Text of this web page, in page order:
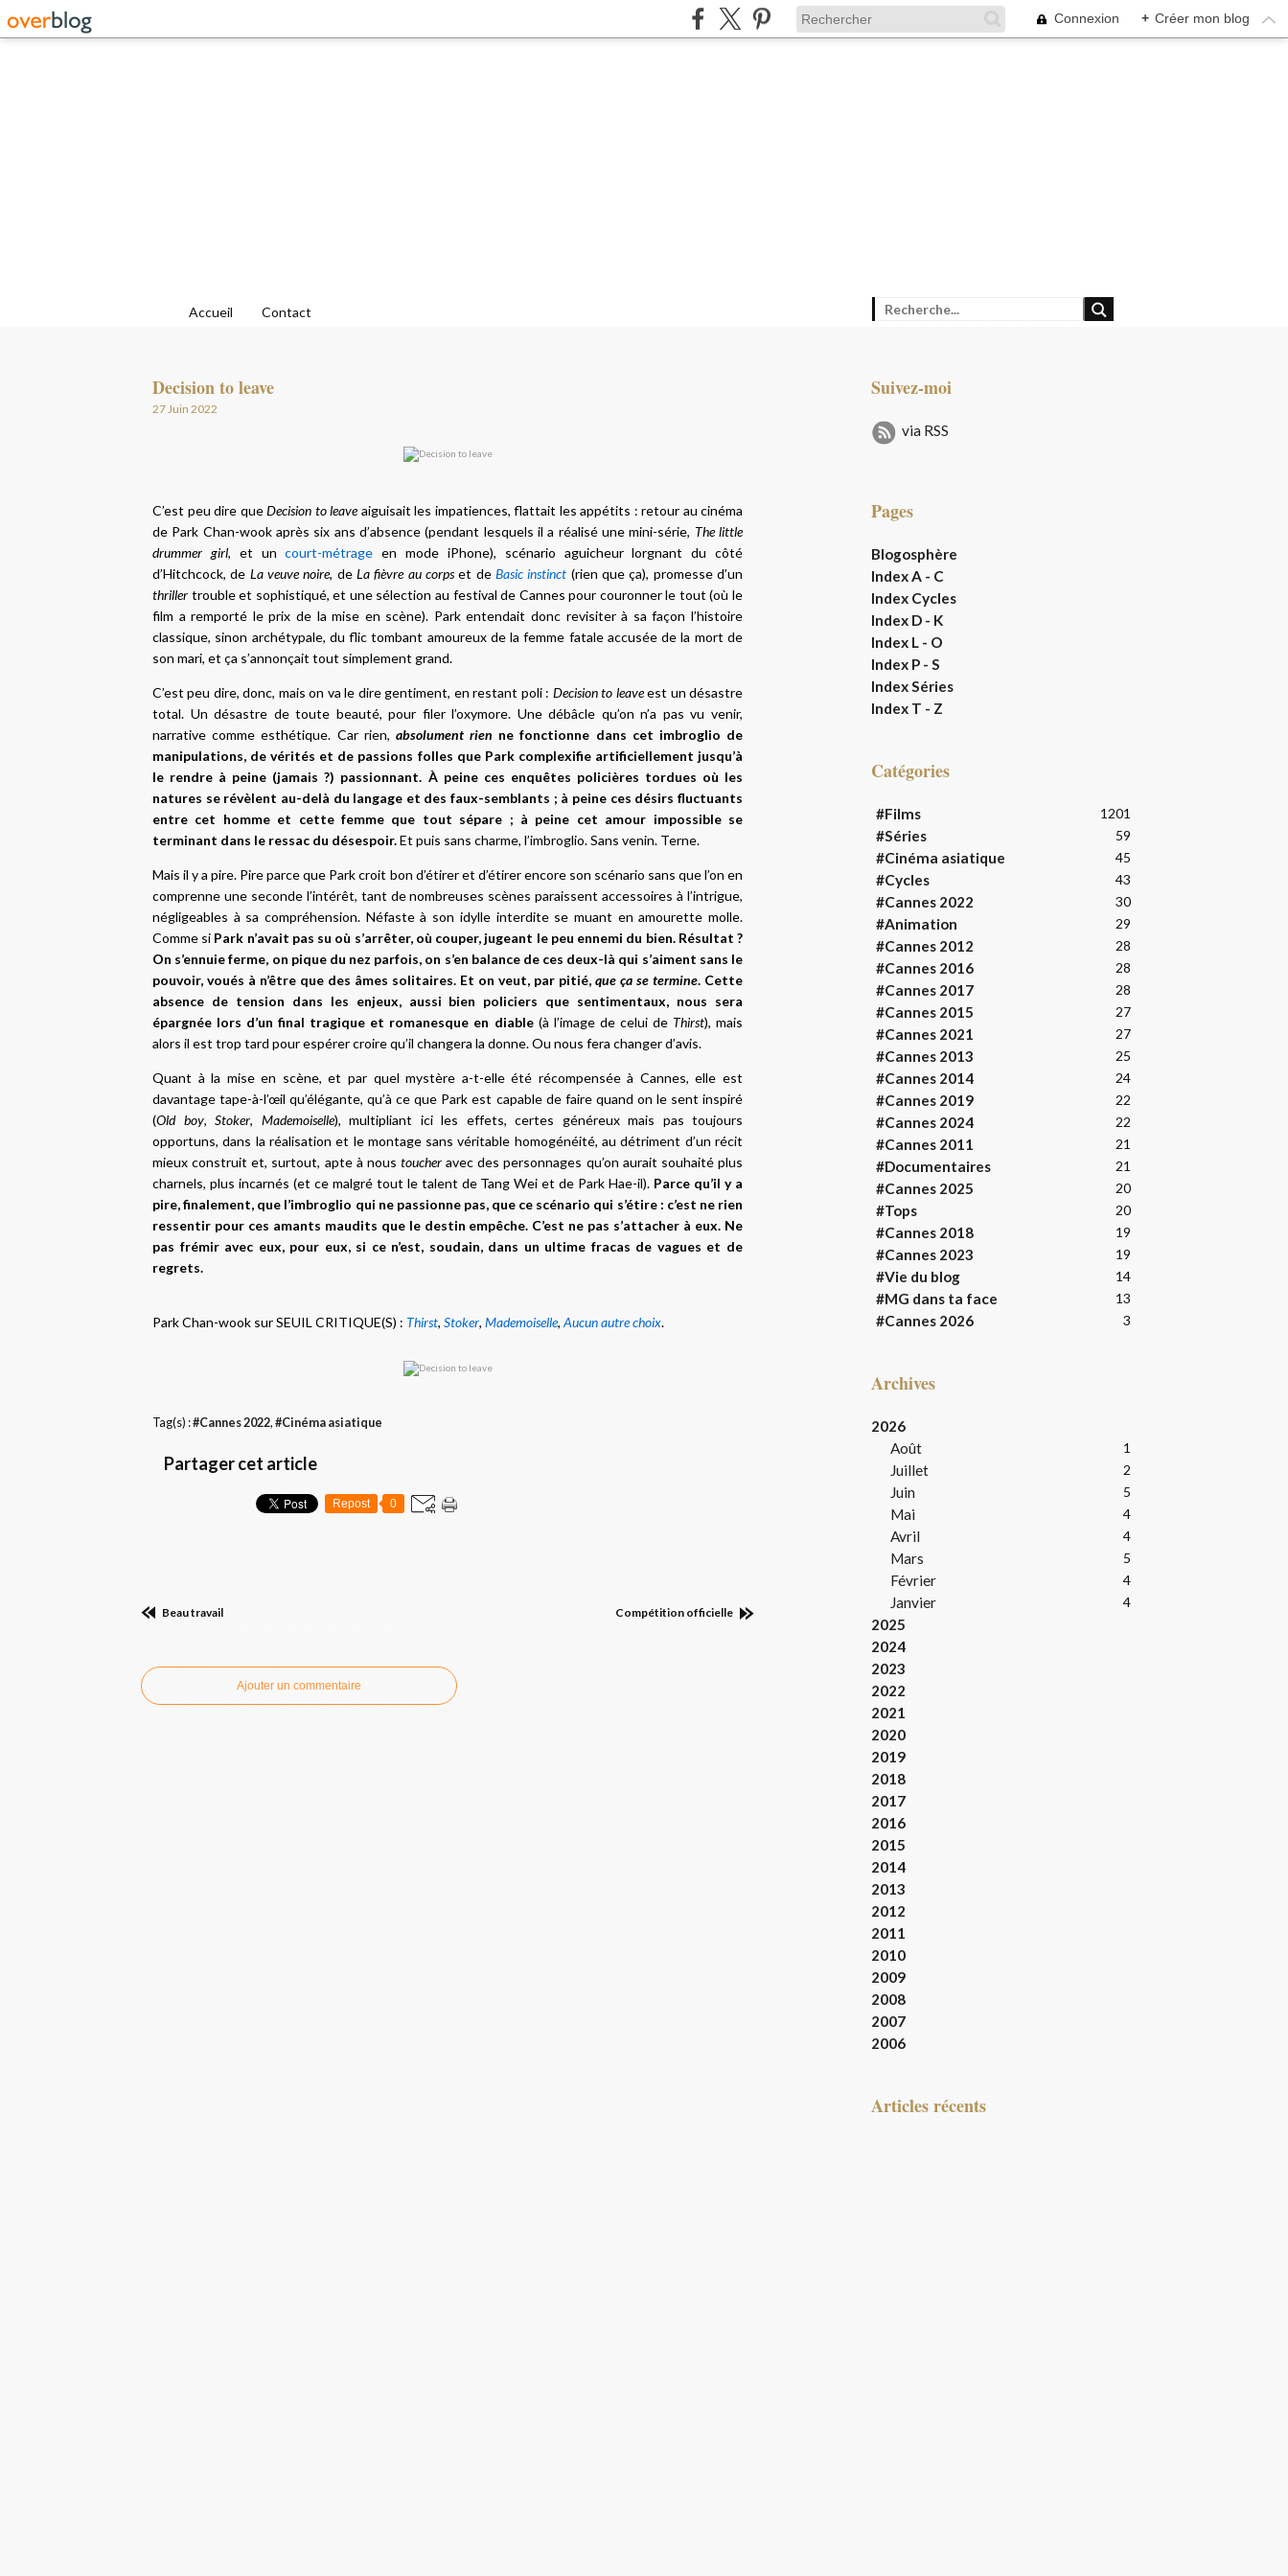
Connexion + Créer mon blog
Accueil Contact
Decision to leave
27 Juin 2022
C’est peu dire queDecision to leaveaiguisait les impatiences, flattait les appétits : retour au cinéma
de Park Chan-wook après six ans d’absence (pendant lesquels il a réalisé une mini-série, The little
drummer girl, et uncourt-métrage en mode iPhone), scénario aguicheur lorgnant du côté
d’Hitchcock, de La veuve noire, deLa fièvre au corpset deBasic instinct (rien que ça), promesse d’un
thriller trouble et sophistiqué, et une sélection au festival de Cannes pour couronner le tout (où le
film a remporté le prix de la mise en scène). Park entendait donc revisiter à sa façon l’histoire
classique, sinon archétypale, du flic tombant amoureux de la femme fatale accusée de la mort de
son mari, et ça s’annonçait tout simplement grand.
C’est peu dire, donc, mais on va le dire gentiment, en restant poli : Decision to leaveest un désastre
total. Un désastre de toute beauté, pour filer l’oxymore. Une débâcle qu’on n’a pas vu venir,
narrative comme esthétique. Car rien, absolument rien ne fonctionne dans cet imbroglio de
manipulations, de vérités et de passions folles que Park complexifie artificiellement jusqu’à
le rendre à peine (jamais ?) passionnant. À peine ces enquêtes policières tordues où les
natures se révèlent au-delà du langage et des faux-semblants ; à peine ces désirs fluctuants
entre cet homme et cette femme que tout sépare ; à peine cet amour impossible se
terminant dans le ressac du désespoir.Et puis sans charme, l’imbroglio. Sans venin. Terne.
Mais il y a pire. Pire parce que Park croit bon d’étirer et d’étirer encore son scénario sans que l’on en
comprenne une seconde l’intérêt, tant de nombreuses scènes paraissent accessoires à l’intrigue,
négligeables à sa compréhension. Néfaste à son idylle interdite se muant en amourette molle.
Comme si Park n’avait pas su où s’arrêter, où couper, jugeant le peu ennemi du bien. Résultat ?
On s’ennuie ferme, on pique du nez parfois, on s’en balance de ces deux-là qui s’aiment sans le
pouvoir, voués à n’être que des âmes solitaires. Et on veut, par pitié, que ça se termine. Cette
absence de tension dans les enjeux, aussi bien policiers que sentimentaux, nous sera
épargnée lors d’un final tragique et romanesque en diable(à l’image de celui de Thirst), mais
alors il est trop tard pour espérer croire qu’il changera la donne. Ou nous fera changer d’avis.
Quant à la mise en scène, et par quel mystère a-t-elle été récompensée à Cannes, elle est
davantage tape-à-l’œil qu’élégante, qu’à ce que Park est capable de faire quand on le sent inspiré
(Old boy, Stoker, Mademoiselle), multipliant ici les effets, certes généreux mais pas toujours
opportuns, dans la réalisation et le montage sans véritable homogénéité, au détriment d’un récit
mieux construit et, surtout, apte à nous toucher avec des personnages qu’on aurait souhaité plus
charnels, plus incarnés (et ce malgré tout le talent de Tang Wei et de Park Hae-il). Parce qu’il y a
pire, finalement, que l’imbroglio qui ne passionne pas, que ce scénario qui s’étire : c’est ne rien
ressentir pour ces amants maudits que le destin empêche. C’est ne pas s’attacher à eux. Ne
pas frémir avec eux, pour eux, si ce n’est, soudain, dans un ultime fracas de vagues et de
regrets.
Park Chan-wook sur SEUIL CRITIQUE(S) : Thirst, Stoker, Mademoiselle, Aucun autre choix.
Tag(s) :#Cannes 2022, #Cinéma asiatique
Partager cet article
Repost 0
Beau travail Compétition officielle
Ajouter un commentaire
Suivez-moi
via RSS
Pages
Blogosphère
Index A - C
Index Cycles
Index D - K
Index L - O
Index P - S
Index Séries
Index T - Z
Catégories
#Films 1201
#Séries 59
#Cinéma asiatique 45
#Cycles 43
#Cannes 2022 30
#Animation 29
#Cannes 2012 28
#Cannes 2016 28
#Cannes 2017 28
#Cannes 2015 27
#Cannes 2021 27
#Cannes 2013 25
#Cannes 2014 24
#Cannes 2019 22
#Cannes 2024 22
#Cannes 2011 21
#Documentaires 21
#Cannes 2025 20
#Tops 20
#Cannes 2018 19
#Cannes 2023 19
#Vie du blog 14
#MG dans ta face 13
#Cannes 2026 3
Archives
2026
Août
1
Juillet 2
Juin 5
Mai 4
Avril 4
Mars 5
Février 4
Janvier 4
2025
2024
2023
2022
2021
2020
2019
2018
2017
2016
2015
2014
2013
2012
2011
2010
2009
2008
2007
2006
articles récents